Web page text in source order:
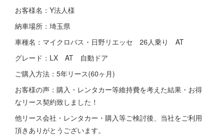
お客様名：Y法人様
納車場所：埼玉県
車種名：マイクロバス・日野リエッセ 26人乗り AT
グレード：LX AT 自動ドア
ご購入方法：5年リース(60ヶ月)
お客様の声：購入・レンタカー等維持費を考えた結果・お得
なリース契約致しました！
他リース会社・レンタカー・購入等ご検討後、当社をご利用
頂きありがとうございます。